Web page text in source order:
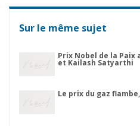
Sur le même sujet
Prix Nobel de la
et Kailash Satyarthi
Le prix du gaz